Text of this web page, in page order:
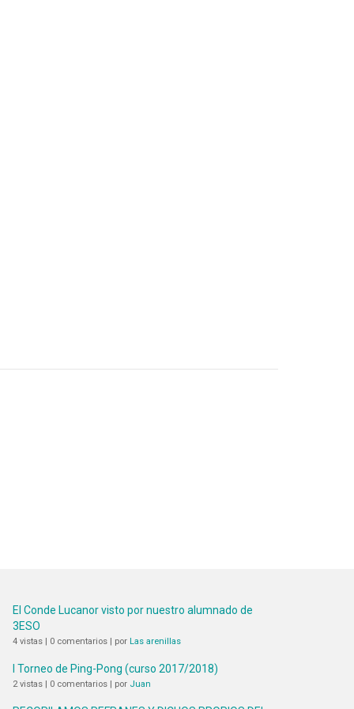
El Conde Lucanor visto por nuestro alumnado de
3ESO
4 vistas | 0 comentarios | por Las arenillas
I Torneo de Ping-Pong (curso 2017/2018)
2 vistas | 0 comentarios | por Juan